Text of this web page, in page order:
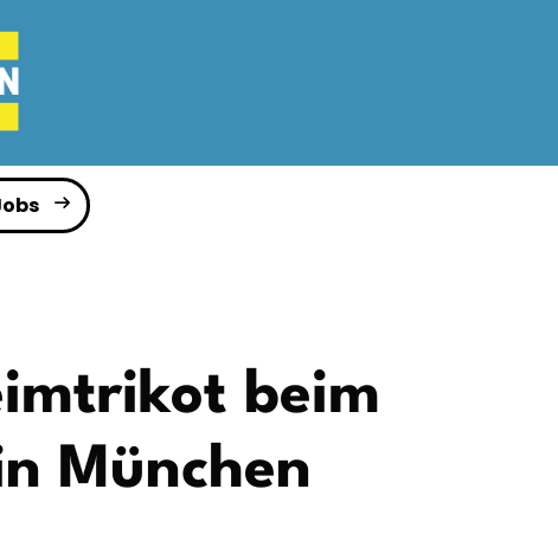
beim
München